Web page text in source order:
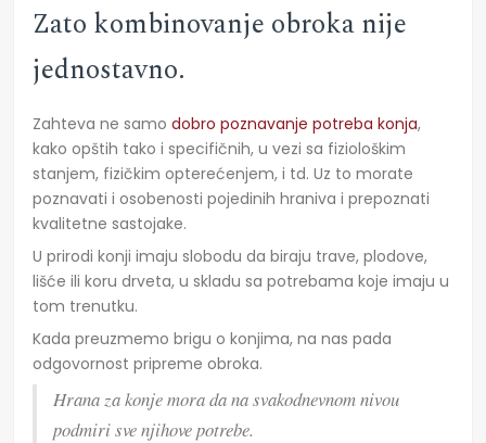
Zato kombinovanje obroka nije
jednostavno.
Zahteva ne samodobro poznavanje potreba konja,
kako opštih tako i specifičnih, u vezi sa fiziološkim
stanjem, fizičkim opterećenjem, i td. Uz to morate
poznavati i osobenosti pojedinih hraniva i prepoznati
kvalitetne sastojake.
U prirodi konji imaju slobodu da biraju trave, plodove,
lišće ili koru drveta, u skladu sa potrebama koje imaju u
tom trenutku.
Kada preuzmemo brigu o konjima, na nas pada
odgovornost pripreme obroka.
Hrana za konje mora da na svakodnevnom nivou
podmiri sve njihove potrebe.